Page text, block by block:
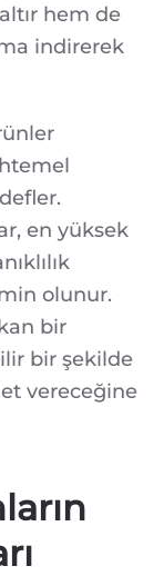
hem de
indirerek
en yüksek
olunur.
bir
bir şekilde
vereceğine